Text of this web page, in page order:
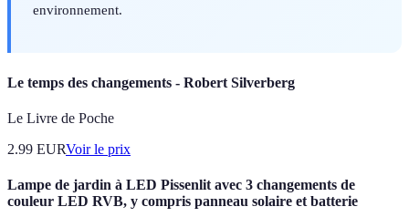
environnement.
Le temps des changements - Robert Silverberg
Le Livre de Poche
2.99 EURVoir le prix
Lampe de jardin à LED Pissenlit avec 3 changements de
couleur LED RVB, y compris panneau solaire et batterie